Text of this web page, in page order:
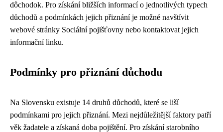
dôchodok. Pro získání bližších informací o jednotlivých typech
důchodů a podmínkách jejich přiznání je možné navštívit
webové stránky Sociální pojišťovny nebo kontaktovat jejich
informační linku.
Podmínky pro přiznání důchodu
Na Slovensku existuje 14 druhů důchodů, které se liší
podmínkami pro jejich přiznání. Mezi nejdůležitější faktory patří
věk žadatele a získaná doba pojištění. Pro získání starobního